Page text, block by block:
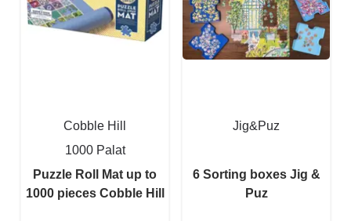
Cobble Hill
1000 Palat
Puzzle Roll Mat up to
1000 pieces Cobble Hill
Jig&Puz
6 Sorting boxes Jig &
Puz